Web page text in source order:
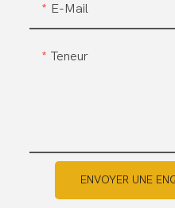
E-Mail
Teneur
ENVOYER UNE